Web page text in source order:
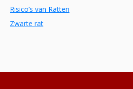
Risico’s van Ratten
Zwarte rat